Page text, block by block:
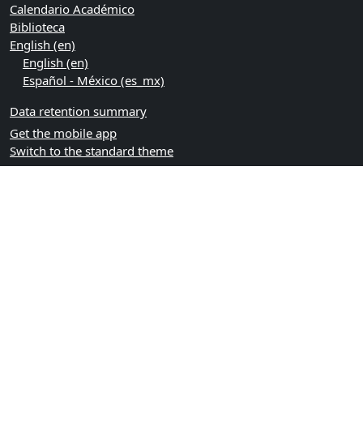
Calendario Académico
Biblioteca
English ‎(en)‎
English ‎(en)‎
Español - México ‎(es_mx)‎
Data retention summary
Get the mobile app
Switch to the standard theme